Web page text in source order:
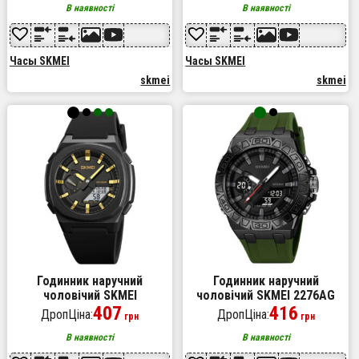
військовослужбовців.
Колір: камуфляж
В наявності
Часы SKMEI
skmei
чоловічий годинник. Колір:
чорний
В наявності
Часы SKMEI
skmei
Годинник наручний
чоловічий SKMEI
2091BKGDWT, модний
чоловічий годинник
круглий, оригінальний
чоловічий годинник
ДропЦіна:407 грн
В наявності
Годинник наручний
чоловічий SKMEI 2276AG
ДропЦіна:416 грн
В наявності